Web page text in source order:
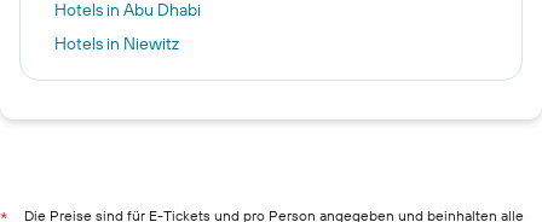
Hotels in Abu Dhabi
Hotels in Niewitz
Hotels in Paris
Hotels in Berlin
Die Preise sind für E-Tickets und pro Person angegeben und beinhalten alle